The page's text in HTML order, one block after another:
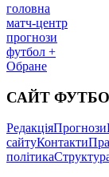
головна
матч-центр
прогнози
футбол +
Обране
САЙТ
РедакціяПрогнози
сайтуКонтакти
політика